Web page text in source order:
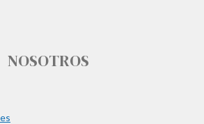
NOSOTROS